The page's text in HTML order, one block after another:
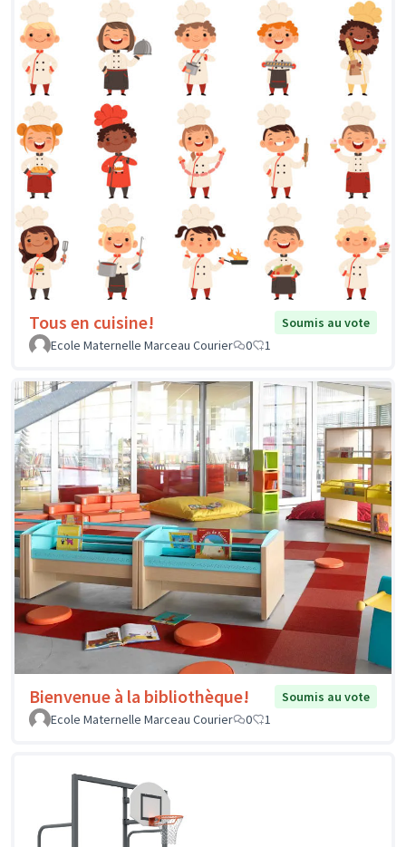
Tous en cuisine!
Soumis au vote
Ecole Maternelle Marceau Courier
0 1
Bienvenue à la bibliothèque!
Soumis au vote
Ecole Maternelle Marceau Courier
0 1